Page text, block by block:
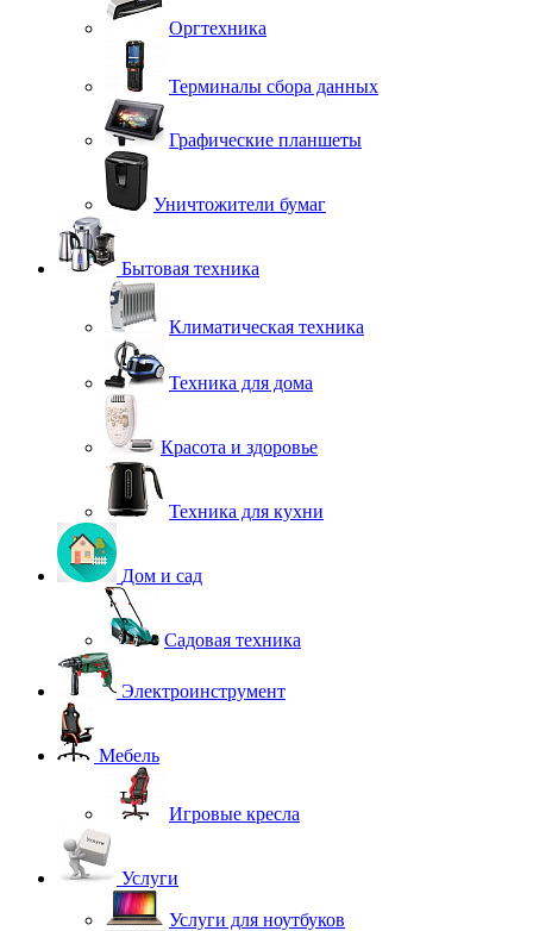
Оргтехника
Терминалы сбора данных
Графические планшеты
Уничтожители бумаг
Бытовая техника
Климатическая техника
Техника для дома
Красота и здоровье
Техника для кухни
Дом и сад
Садовая техника
Электроинструмент
Мебель
Игровые кресла
Услуги
Услуги для ноутбуков